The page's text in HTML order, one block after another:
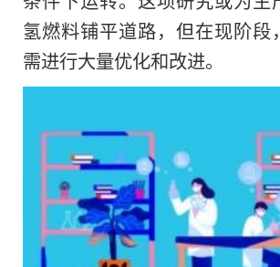
氢燃料铺平道路，但在现阶段
需进行大量优化和改进。